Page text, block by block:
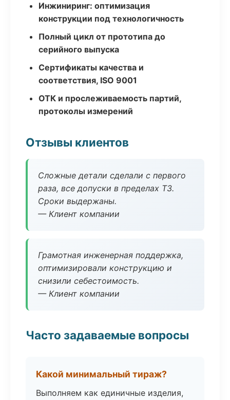
Инжиниринг: оптимизация
конструкции под технологичность
Полный цикл от прототипа до
серийного выпуска
Сертификаты качества и
соответствия, ISO 9001
ОТК и прослеживаемость партий,
протоколы измерений
Отзывы клиентов
Сложные детали сделали с первого
раза, все допуски в пределах ТЗ.
Сроки выдержаны.
— Клиент компании
Грамотная инженерная поддержка,
оптимизировали конструкцию и
снизили себестоимость.
— Клиент компании
Часто задаваемые вопросы
Какой минимальный тираж?
Выполняем как единичные изделия,